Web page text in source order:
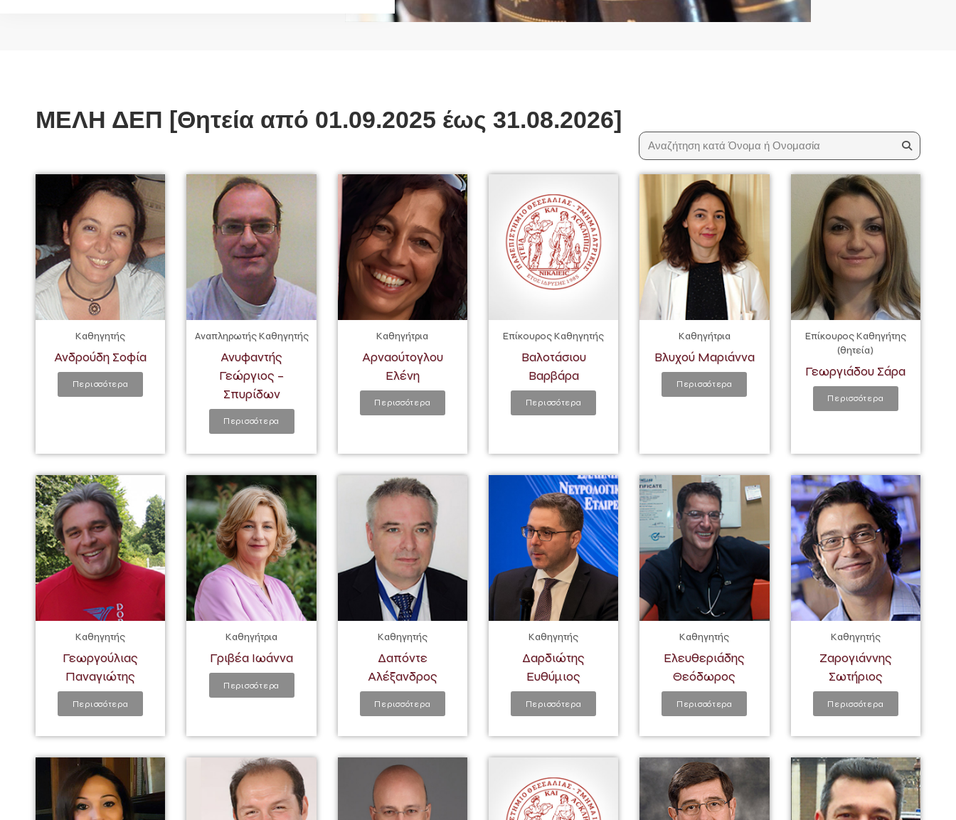
ΜΕΛΗ ΔΕΠ [Θητεία από 01.09.2025 έως 31.08.2026]
Καθηγητής
Ανδρούδη Σοφία
Περισσότερα
Αναπληρωτής Καθηγητής
Ανυφαντής
Γεώργιος –
Σπυρίδων
Περισσότερα
Καθηγήτρια
Αρναούτογλου
Ελένη
Περισσότερα
Επίκουρος Καθηγητής
Βαλοτάσιου
Βαρβάρα
Περισσότερα
Καθηγήτρια
Βλυχού Μαριάννα
Περισσότερα
Επίκουρος Καθηγήτης
(θητεία)
Γεωργιάδου Σάρα
Περισσότερα
Καθηγητής
Γεωργούλιας
Παναγιώτης
Περισσότερα
Καθηγήτρια
Γριβέα Ιωάννα
Περισσότερα
Καθηγητής
Δαπόντε
Αλέξανδρος
Περισσότερα
Καθηγητής
Δαρδιώτης
Ευθύμιος
Περισσότερα
Καθηγητής
Ελευθεριάδης
Θεόδωρος
Περισσότερα
Καθηγητής
Ζαρογιάννης
Σωτήριος
Περισσότερα